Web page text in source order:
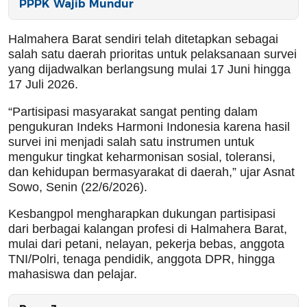
PPPK Wajib Mundur
Halmahera Barat sendiri telah ditetapkan sebagai
salah satu daerah prioritas untuk pelaksanaan survei
yang dijadwalkan berlangsung mulai 17 Juni hingga
17 Juli 2026.
“Partisipasi masyarakat sangat penting dalam
pengukuran Indeks Harmoni Indonesia karena hasil
survei ini menjadi salah satu instrumen untuk
mengukur tingkat keharmonisan sosial, toleransi,
dan kehidupan bermasyarakat di daerah,” ujar Asnat
Sowo, Senin (22/6/2026).
Kesbangpol mengharapkan dukungan partisipasi
dari berbagai kalangan profesi di Halmahera Barat,
mulai dari petani, nelayan, pekerja bebas, anggota
TNI/Polri, tenaga pendidik, anggota DPR, hingga
mahasiswa dan pelajar.